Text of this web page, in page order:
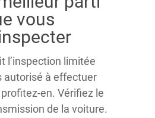
vous
l’inspection limitée
autorisé à effectuer
en. Vérifiez le
de la voiture.